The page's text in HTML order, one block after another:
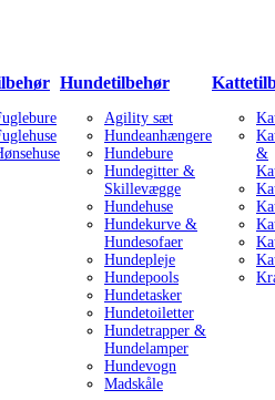
Hundetilbehør
Agility sæt
Hundeanhængere
Hundebure
Hundegitter &
Skillevægge
Hundehuse
Hundekurve &
Hundesofaer
Hundepleje
Hundepools
Hundetasker
Hundetoiletter
Hundetrapper &
Hundelamper
Hundevogn
Madskåle
&